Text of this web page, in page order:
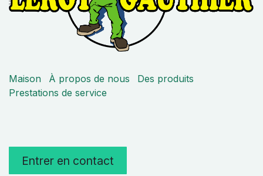
Maison À propos de nous
Des produits
Prestations de service
Entrer en contact